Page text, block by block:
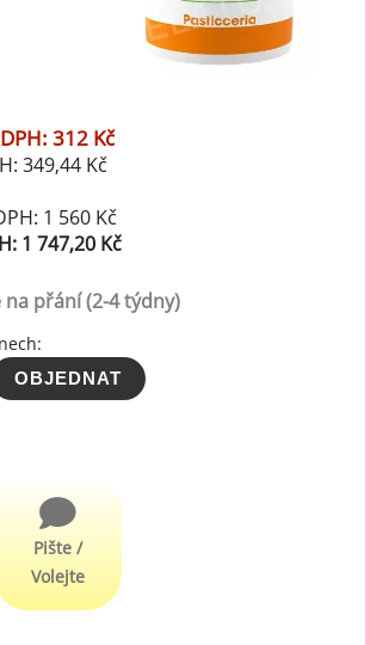
312 Kč
349,44 Kč
1 560 Kč
1 747,20 Kč
na přání (2-4 týdny)
Pište /
Volejte